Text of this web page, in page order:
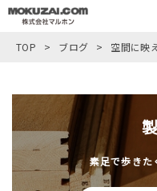
TOP > ブログ > 空間に映
素足で歩きた